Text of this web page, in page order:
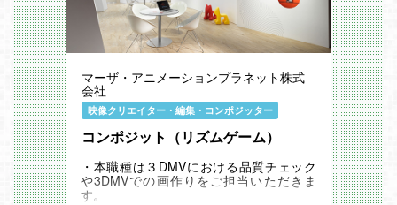
マーザ・アニメーションプラネット株式
会社
映像クリエイター・編集・コンポジッター
コンポジット（リズムゲーム）
・本職種は３DMVにおける品質チェック
や3DMVでの画作りをご担当いただきま
す。